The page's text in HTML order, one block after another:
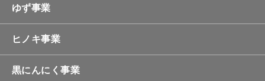
ゆず事業
ヒノキ事業
黒にんにく事業